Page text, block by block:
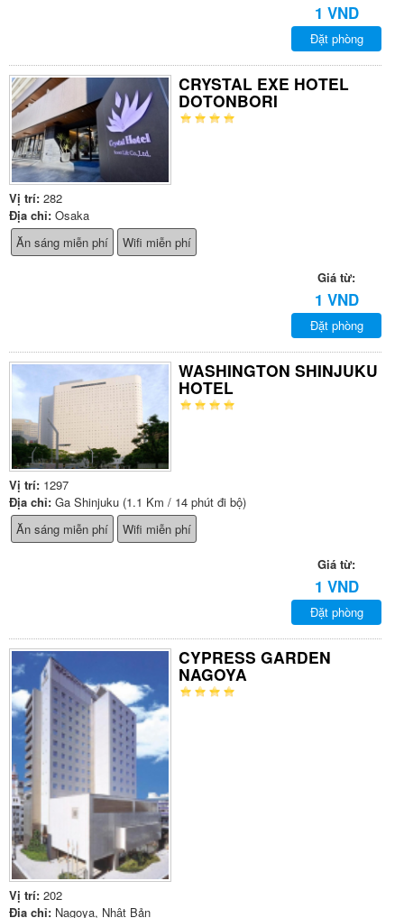
1 VND
Đặt phòng
CRYSTAL EXE HOTEL
DOTONBORI
Vị trí: 282
Địa chỉ: Osaka
Ăn sáng miễn phí
Wifi miễn phí
Giá từ:
1 VND
Đặt phòng
WASHINGTON SHINJUKU
HOTEL
Vị trí: 1297
Địa chỉ: Ga Shinjuku (1.1 Km / 14 phút đi bộ)
Ăn sáng miễn phí
Wifi miễn phí
Giá từ:
1 VND
Đặt phòng
CYPRESS GARDEN
NAGOYA
Vị trí: 202
Địa chỉ: Nagoya, Nhật Bản